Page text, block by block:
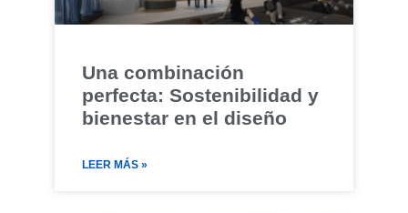
Una combinación
perfecta: Sostenibilidad y
bienestar en el diseño
LEER MÁS »